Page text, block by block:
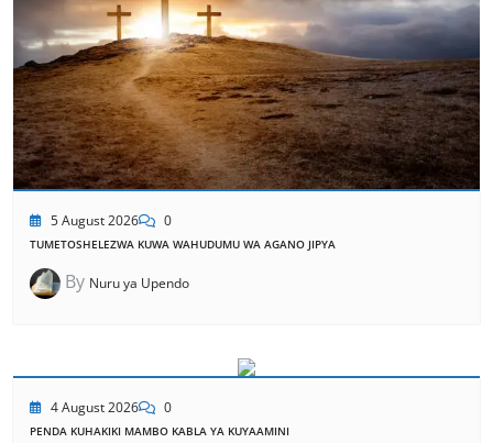
5 August 2026 0
TUMETOSHELEZWA KUWA WAHUDUMU WA AGANO JIPYA
By Nuru ya Upendo
4 August 2026 0
PENDA KUHAKIKI MAMBO KABLA YA KUYAAMINI